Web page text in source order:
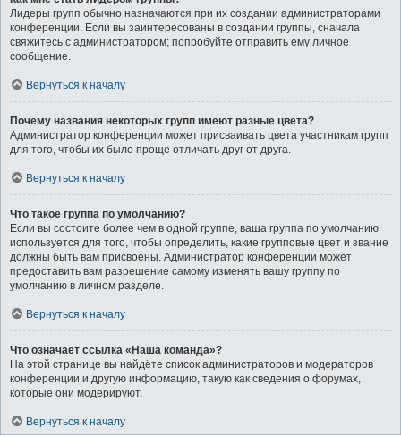
Лидеры групп обычно назначаются при их создании администраторами
конференции. Если вы заинтересованы в создании группы, сначала
свяжитесь с администратором; попробуйте отправить ему личное
сообщение.
Вернуться к началу
Почему названия некоторых групп имеют разные цвета?
Администратор конференции может присваивать цвета участникам групп
для того, чтобы их было проще отличать друг от друга.
Вернуться к началу
Что такое группа по умолчанию?
Если вы состоите более чем в одной группе, ваша группа по умолчанию
используется для того, чтобы определить, какие групповые цвет и звание
должны быть вам присвоены. Администратор конференции может
предоставить вам разрешение самому изменять вашу группу по
умолчанию в личном разделе.
Вернуться к началу
Что означает ссылка «Наша команда»?
На этой странице вы найдёте список администраторов и модераторов
конференции и другую информацию, такую как сведения о форумах,
которые они модерируют.
Вернуться к началу